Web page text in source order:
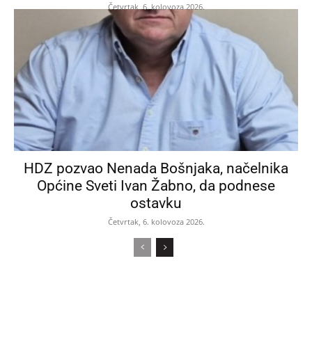
Četvrtak, 6. kolovoza 2026.
HDZ pozvao Nenada Bošnjaka, načelnika
Općine Sveti Ivan Žabno, da podnese
ostavku
Četvrtak, 6. kolovoza 2026.